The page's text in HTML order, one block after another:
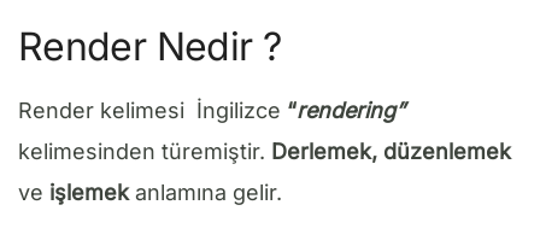
Render Nedir ?
Render kelimesi İngilizce “rendering”
kelimesinden türemiştir. Derlemek, düzenlemek
ve işlemekanlamına gelir.